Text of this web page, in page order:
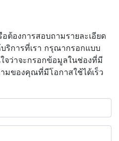
องการสอบถามรายละเอียด
ริการที่เรา กรุณากรอกแบบ
ว่าจะกรอกข้อมูลในช่องที่มี
มของคุณที่มีโอกาสใช้ได้เร็ว